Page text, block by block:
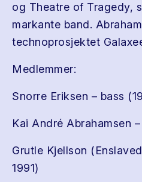
og Theatre of Tragedy,
markante band.
technoprosjektet
Medlemmer:
Snorre Eriksen – bass
Kai André Abrahamsen
Grutle Kjellson
1991)